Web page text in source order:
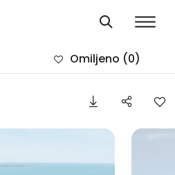
Omiljeno (0)